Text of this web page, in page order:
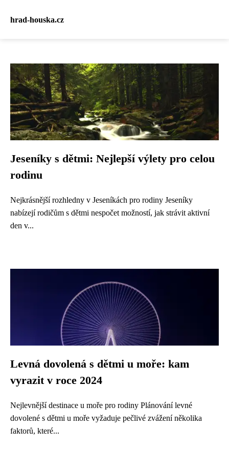
hrad-houska.cz
Jeseníky s dětmi: Nejlepší výlety pro celou
rodinu
Nejkrásnější rozhledny v Jeseníkách pro rodiny Jeseníky
nabízejí rodičům s dětmi nespočet možností, jak strávit aktivní
den v...
Levná dovolená s dětmi u moře: kam
vyrazit v roce 2024
Nejlevnější destinace u moře pro rodiny Plánování levné
dovolené s dětmi u moře vyžaduje pečlivé zvážení několika
faktorů, které...